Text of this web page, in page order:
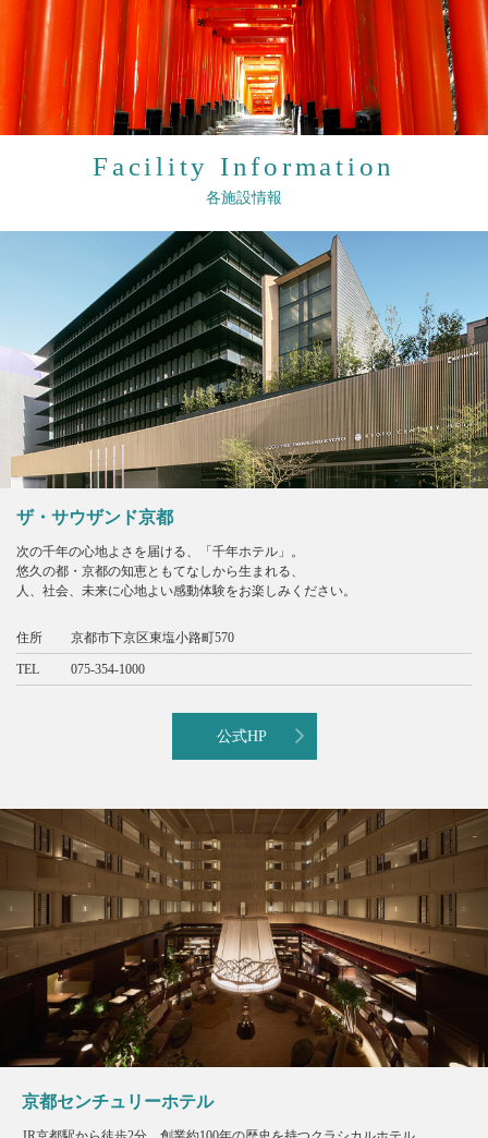
Facility Information
各施設情報
ザ・サウザンド京都
次の千年の心地よさを届ける、「千年ホテル」。
悠久の都・京都の知恵ともてなしから生まれる、
人、社会、未来に心地よい感動体験をお楽しみください。
住所 京都市下京区東塩小路町570
TEL 075-354-1000
公式HP
京都センチュリーホテル